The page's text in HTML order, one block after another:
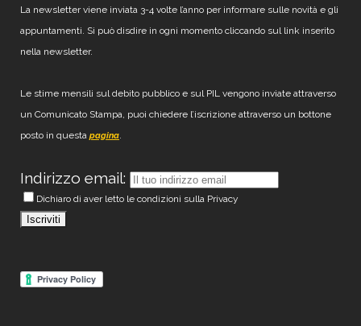
La newsletter viene inviata 3-4 volte l’anno per informare sulle novità e gli
appuntamenti. Si può disdire in ogni momento cliccando sul link inserito
nella newsletter.
Le stime mensili sul debito pubblico e sul PIL vengono inviate attraverso
un Comunicato Stampa, puoi chiedere l’iscrizione attraverso un bottone
posto in questa pagina.
Indirizzo email:
Dichiaro di aver letto le condizioni sulla Privacy